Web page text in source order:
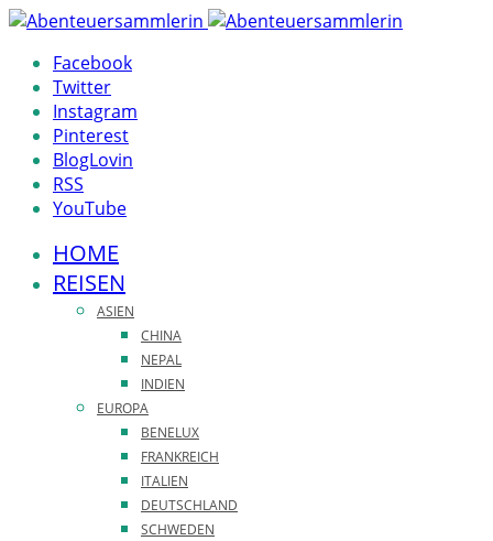
Facebook
Twitter
Instagram
Pinterest
BlogLovin
RSS
YouTube
HOME
REISEN
ASIEN
CHINA
NEPAL
INDIEN
EUROPA
BENELUX
FRANKREICH
ITALIEN
DEUTSCHLAND
SCHWEDEN